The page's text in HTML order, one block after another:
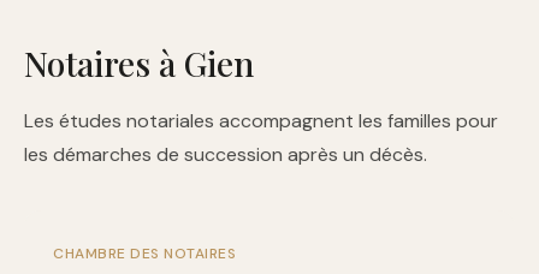
Notaires à Gien
Les études notariales accompagnent les familles pour
les démarches de succession après un décès.
CHAMBRE DES NOTAIRES